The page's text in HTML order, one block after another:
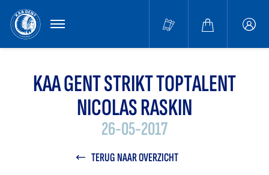
MENU
KAA GENT STRIKT TOPTALENT
NICOLAS RASKIN
26-05-2017
TERUG NAAR OVERZICHT